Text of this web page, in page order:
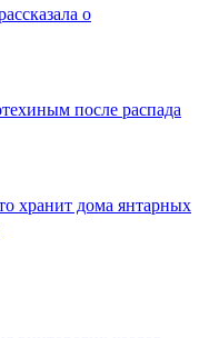
о
после распада
хранит дома янтарных